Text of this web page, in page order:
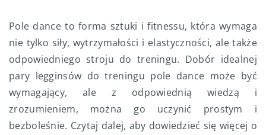
Pole dance to forma sztuki i fitnessu, która wymaga
nie tylko siły, wytrzymałości i elastyczności, ale także
odpowiedniego stroju do treningu. Dobór idealnej
pary legginsów do treningu pole dance może być
wymagający, ale z odpowiednią wiedzą i
zrozumieniem, można go uczynić prostym i
bezboleśnie. Czytaj dalej, aby dowiedzieć się więcej o